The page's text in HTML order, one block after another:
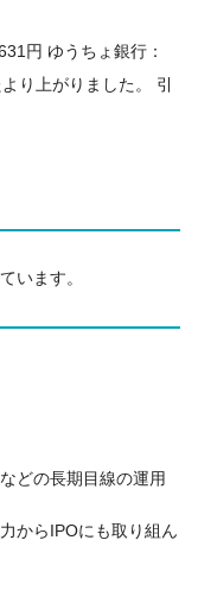
円 ゆうちょ銀行：
り上がりました。 引
います。
どの長期目線の運用
からIPOにも取り組ん